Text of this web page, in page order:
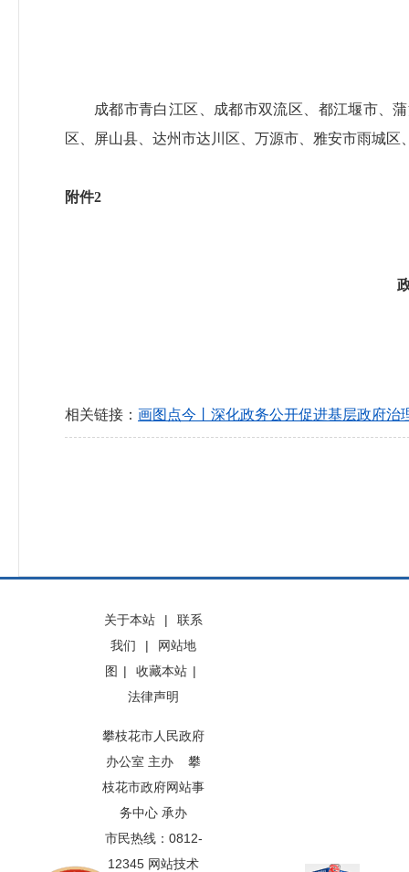
成都市青白江区、成都市双流区、都江堰市、
区、屏山县、达州市达川区、万源市、雅安市雨城
附件2
相关链接： 画图点今丨深化政务公开促进基层政府治
关于本站 |
联系
我们
|
网站地
图 | 收藏本站 |
法律声明
攀枝花市人民政府
办公室 主办 攀
枝花市政府网站事
务中心 承办
市民热线：0812-
12345 网站技术